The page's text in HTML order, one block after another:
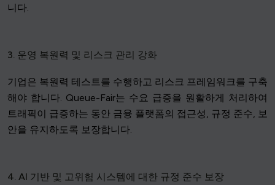
니다.
3. 운영 복원력 및 리스크 관리 강화
기업은 복원력 테스트를 수행하고 리스크 프레임워크를 구축
해야 합니다. Queue-Fair는 수요 급증을 원활하게 처리하여
트래픽이 급증하는 동안 금융 플랫폼의 접근성, 규정 준수, 보
안을 유지하도록 보장합니다.
4. AI 기반 및 고위험 시스템에 대한 규정 준수 보장